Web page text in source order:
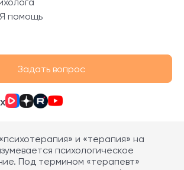
помощь
Задать вопрос
и «терапия» на
психологическое
Под термином «терапевт»